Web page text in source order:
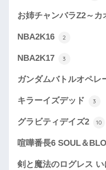
お姉チャンバラZ2～カ
NBA2K16 2
NBA2K17 3
ガンダムバトルオペレ
キラーイズデッド 3
グラビティデイズ2 10
喧嘩番長6 SOUL＆
剣と魔法のログレス